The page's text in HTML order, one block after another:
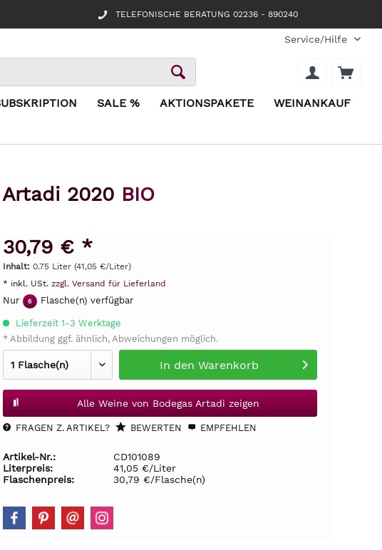
TELEFONISCHE BERATUNG 02236 - 890240
Service/Hilfe
SALE % AKTIONSPAKETE WEINANKAUF
2020 BIO
30,79 € *
Inhalt: 0.75 Liter (41,05 €/Liter)
* inkl. USt. zzgl. Versand für Lieferland
Nur 6 Flasche(n) verfügbar
Lieferzeit 1-3 Werktage
* Abbildung ggf. ähnlich, Abweichungen möglich.
In den Warenkorb
Alle Weine von Bodegas Artadi zeigen
FRAGEN Z. ARTIKEL? BEWERTEN EMPFEHLEN
Artikel-Nr.:
CD101089
Literpreis:
41,05 €/Liter
Flaschenpreis:
30,79 €/Flasche(n)